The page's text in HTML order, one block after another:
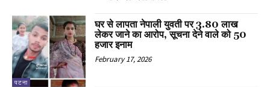
पटना
घर से लापता नेपाली युवती पर ₹3.80 लाख
लेकर जाने का आरोप, सूचना देने वाले को ₹50
हजार इनाम
February 17, 2026